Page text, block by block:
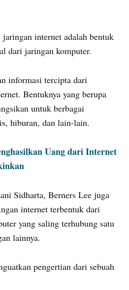
internet adalah bentuk
dari jaringan komputer.
informasi tercipta dari
Bentuknya yang berupa
untuk berbagai
hiburan, dan lain-lain.
Uang dari Internet
Sidharta, Berners Lee juga
internet terbentuk dari
yang saling terhubung satu
lainnya.
pengertian dari sebuah